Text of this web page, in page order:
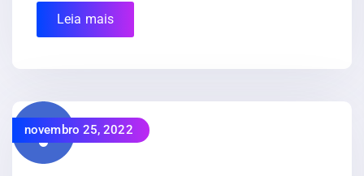
Leia mais
novembro 25, 2022